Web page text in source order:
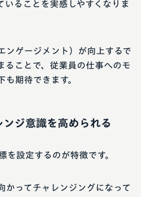
いることを実感しやすくなりま
ンゲージメント）が向上するで
ることで、従業員の仕事へのモ
期待できます。
ンジ意識を高められる
を設定するのが特徴です。
かってチャレンジングになって